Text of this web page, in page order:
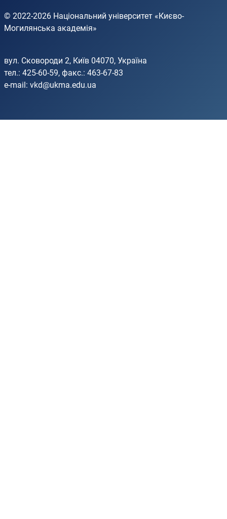
© 2022-2026 Національний університет «Києво-
Могилянська академія»
вул. Сковороди 2, Київ 04070, Україна
тел.: 425-60-59, факс.: 463-67-83
e-mail: vkd@ukma.edu.ua